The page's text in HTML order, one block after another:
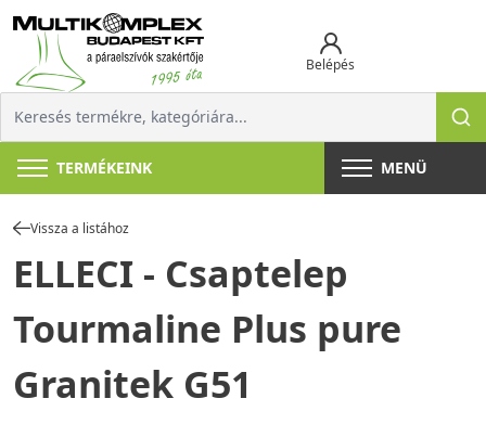
Belépés
TERMÉKEINK MENÜ
Vissza a listához
ELLECI - Csaptelep
Tourmaline Plus pure
Granitek G51